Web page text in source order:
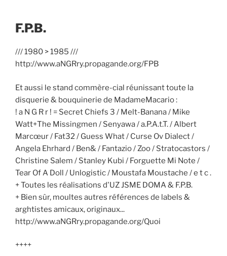
F.P.B.
/// 1980 > 1985 ///
http://www.aNGRry.propagande.org/FPB
Et aussi le stand commère-cial réunissant toute la
disquerie & bouquinerie de MadameMacario :
! a N G R r ! = Secret Chiefs 3 / Melt-Banana / Mike
Watt+The Missingmen / Senyawa / a.P.A.t.T. / Albert
Marcœur / Fat32 / Guess What / Curse Ov Dialect /
Angela Ehrhard / Ben& / Fantazio / Zoo / Stratocastors /
Christine Salem / Stanley Kubi / Forguette Mi Note /
Tear Of A Doll / Unlogistic / Moustafa Moustache / e t c .
+ Toutes les réalisations d'UZ JSME DOMA & F.P.B.
+ Bien sûr, moultes autres références de labels &
arghtistes amicaux, originaux...
http://www.aNGRry.propagande.org/Quoi
++++